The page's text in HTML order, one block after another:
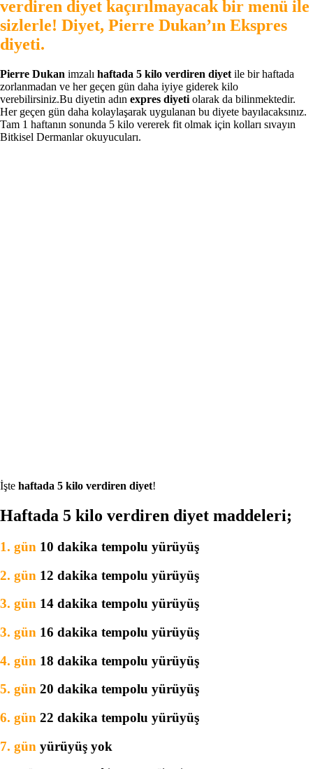
verdiren diyet kaçırılmayacak bir menü ile
sizlerle! Diyet, Pierre Dukan’ın Ekspres
diyeti.
Pierre Dukan imzalı haftada 5 kilo verdiren diyet ile bir haftada
zorlanmadan ve her geçen gün daha iyiye giderek kilo
verebilirsiniz.Bu diyetin adın expres diyeti olarak da bilinmektedir.
Her geçen gün daha kolaylaşarak uygulanan bu diyete bayılacaksınız.
Tam 1 haftanın sonunda 5 kilo vererek fit olmak için kolları sıvayın
Bitkisel Dermanlar okuyucuları.
İşte haftada 5 kilo verdiren diyet!
Haftada 5 kilo verdiren diyet maddeleri;
1. gün 10 dakika tempolu yürüyüş
2. gün 12 dakika tempolu yürüyüş
3. gün 14 dakika tempolu yürüyüş
3. gün 16 dakika tempolu yürüyüş
4. gün 18 dakika tempolu yürüyüş
5. gün 20 dakika tempolu yürüyüş
6. gün 22 dakika tempolu yürüyüş
7. gün yürüyüş yok